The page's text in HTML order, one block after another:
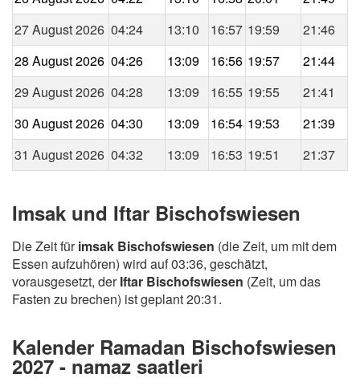
27 August 2026 04:24 13:10 16:57 19:59
21:46
28 August 2026 04:26 13:09 16:56 19:57
21:44
29 August 2026 04:28 13:09 16:55 19:55
21:41
30 August 2026 04:30 13:09 16:54 19:53
21:39
31 August 2026 04:32 13:09 16:53 19:51 21:37
Imsak und Iftar Bischofswiesen
Die Zeit fürimsak Bischofswiesen (die Zeit, um mit dem
Essen aufzuhören) wird auf 03:36, geschätzt,
vorausgesetzt, derIftar Bischofswiesen (Zeit, um das
Fasten zu brechen) ist geplant 20:31.
Kalender Ramadan Bischofswiesen
2027 - namaz saatleri